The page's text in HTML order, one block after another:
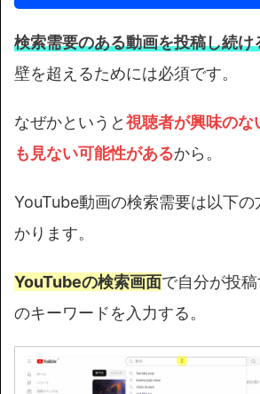
検索需要のある動画を投稿し続け
壁を超えるためには必須です。
なぜかというと視聴者が興味のな
も見ない可能性があるから。
YouTube動画の検索需要は以下
かります。
YouTubeの検索画面で自分が投
のキーワードを入力する。